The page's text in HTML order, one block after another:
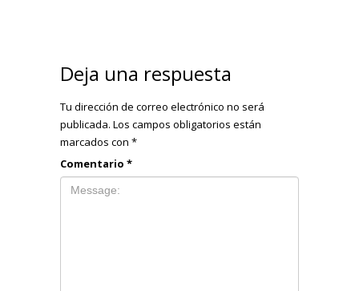
Deja una respuesta
Tu dirección de correo electrónico no será
publicada. Los campos obligatorios están
marcados con *
Comentario *